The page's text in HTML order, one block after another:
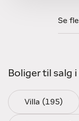
salg i det gamle
Ved Kanalerne,
købe eller sælge
vores
Se
Boliger til salg
Villa (195)